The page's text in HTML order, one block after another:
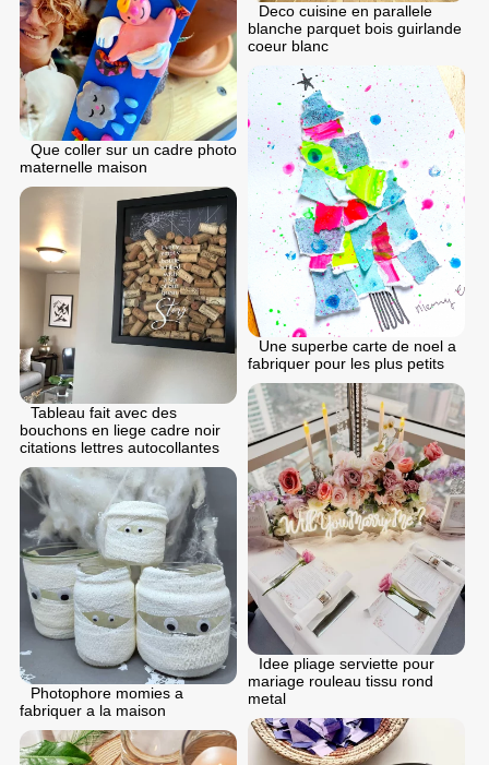
Deco cuisine en parallele
blanche parquet bois guirlande
coeur blanc
Que coller sur un cadre photo
maternelle maison
Une superbe carte de noel a
fabriquer pour les plus petits
Tableau fait avec des
bouchons en liege cadre noir
citations lettres autocollantes
Idee pliage serviette pour
mariage rouleau tissu rond
metal
Photophore momies a
fabriquer a la maison